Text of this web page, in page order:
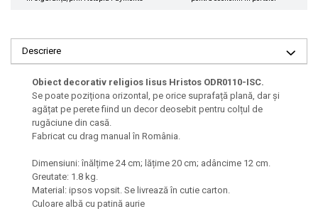
Descriere
Obiect decorativ religios Iisus Hristos ODR0110-ISC.
Se poate poziționa orizontal, pe orice suprafață plană, dar și
agățat pe perete fiind un decor deosebit pentru colțul de
rugăciune din casă.
Fabricat cu drag manual în România.
Dimensiuni: înălțime 24 cm; lățime 20 cm; adâncime 12 cm.
Greutate: 1.8 kg.
Material: ipsos vopsit. Se livrează în cutie carton.
Culoare albă cu patină aurie